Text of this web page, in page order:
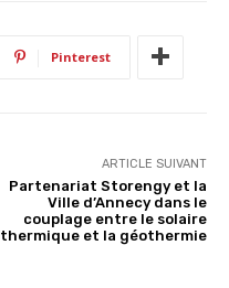
Pinterest
ARTICLE SUIVANT
Partenariat Storengy et la
Ville d’Annecy dans le
couplage entre le solaire
thermique et la géothermie